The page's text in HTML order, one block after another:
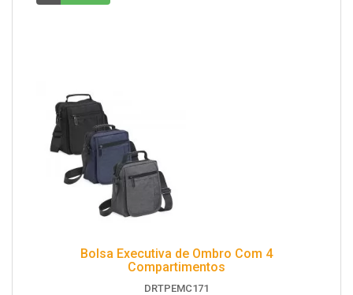
Bolsa Executiva de Ombro Com 4
Compartimentos
DRTPEMC171